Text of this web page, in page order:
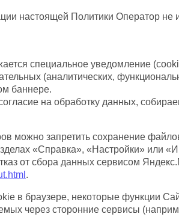
настоящей Политики Оператор
специальное уведомление
(аналитических,
баннере.
на обработку данных,
можно запретить сохранение
«Справка», «Настройки» или
от сбора данных сервисом
.
в браузере, некоторые функции
через сторонние сервисы